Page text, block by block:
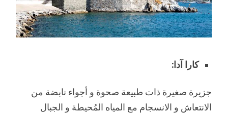
كارا آدا:
جزيرة صغيرة ذات طبيعة صحوة و أجواء نابضة من
الانتعاش و الانسجام مع المياه المُحيطة و الجبال